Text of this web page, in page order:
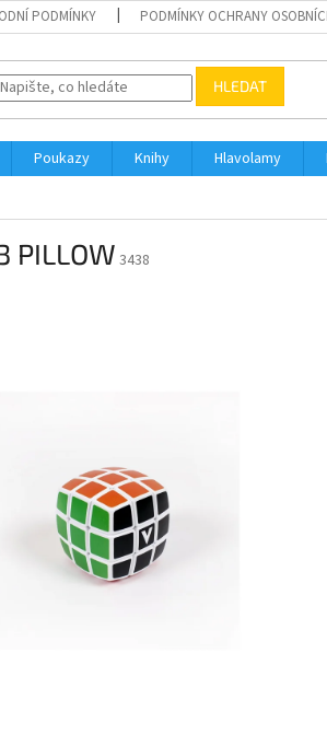
PODMÍNKY PODMÍNKY OCHRANY
HLEDAT
Poukazy Knihy Hlavolamy
PILLOW 3438